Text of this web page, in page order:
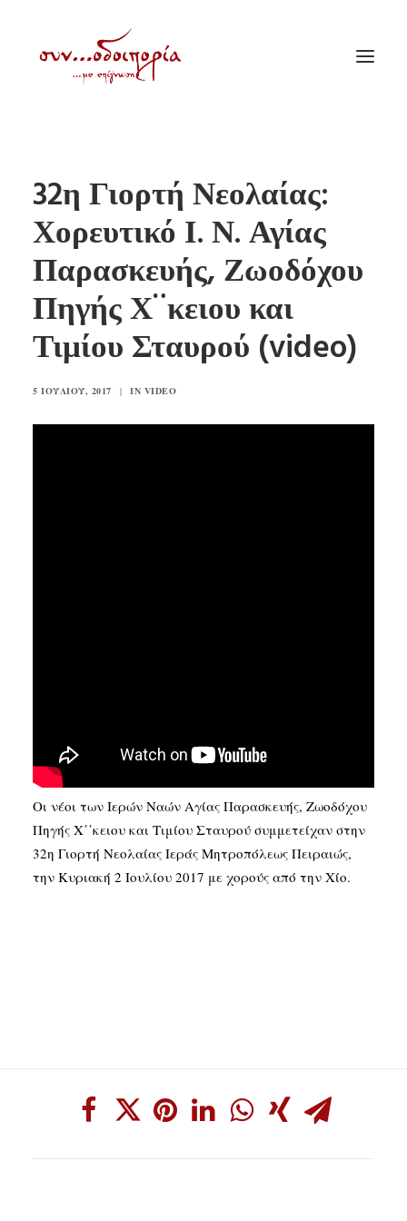
ΘΕΜΑΤΟΛΟΓΙΑ
ΑΝΑΚΟΙΝΩΣΕΙΣ
ΕΝΟΡΙΑ ΕΝ ΔΡΑΣΕΙ
ΕΥΑΓΓΕΛΙΣΤΡΙΑ ΠΕΙΡΑΙΏΣ
ΠΑΛΑΙΑ ΣΥΝΟΔΟΙΠΟΡΙΑ
ΕΠΙΚΟΙΝΩΝΙΑ
32η Γιορτή Νεολαίας:
Χορευτικό Ι. Ν. Αγίας
Παρασκευής, Ζωοδόχου
Πηγής Χ¨κειου και
Τιμίου Σταυρού (video)
5 ΙΟΥΛΊΟΥ, 2017 | IN VIDEO
Οι νέοι των Ιερών Ναών Αγίας Παρασκευής, Ζωοδόχου
Πηγής Χ᾽᾽κειου και Τιμίου Σταυρού συμμετείχαν στην
32η Γιορτή Νεολαίας Ιεράς Μητροπόλεως Πειραιώς,
την Κυριακή 2 Ιουλίου 2017 με χορούς από την Χίο.